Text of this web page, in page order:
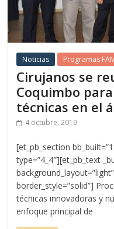
Noticias Programas
Cirujanos se
Coquimbo
técnicas en el
4 octubre, 2019
[et_pb_section
type=”4_4″][et_pb_text
border_style=”solid”]
técnicas innovadoras y
enfoque principal de